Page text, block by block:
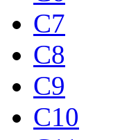
C7
C8
C9
C10